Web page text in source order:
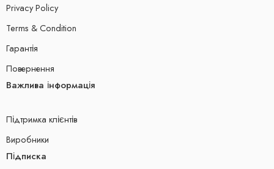
Privacy Policy
Terms & Condition
Гарантія
Повернення
Важлива інформація
Підтримка клієнтів
Виробники
Підписка